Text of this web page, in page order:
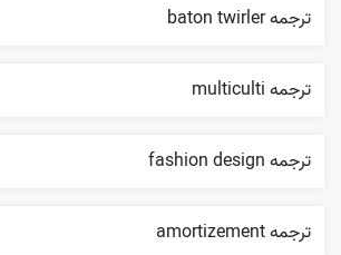
ترجمه baton twirler
ترجمه multiculti
ترجمه fashion design
ترجمه amortizement